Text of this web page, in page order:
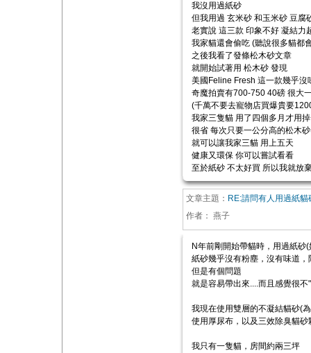
我沒用過紙砂
但我用過 玄米砂 和玉米砂 豆腐
老實說 這三款 印象不好 凝結力
我家貓還會偷吃 (聽說很多貓都
之後我看了發條松木砂文章
就開始試著用 松木砂 發現
美國Feline Fresh 這一款幾乎沒
奇魔拍賣有700-750 40磅 很大
(千萬不要去寵物店買爆貴要
我家三隻貓 用了四個多月才用
很省 每次只要一公分高的松木
就可以讓我家三貓 用上五天
健康又環保 你可以嘗試看看
至於紙砂 不太好買 所以我就放
文章主題： RE:請問有人用過紙貓
作者： 燕子
N年前剛開始帶貓時，用過紙砂
紙砂幾乎沒有粉塵，沒有味道
但是有個問題
就是容易帶出來....而且感覺很不
我現在使用雙層的不凝結貓砂(
使用厚尿布，以及三效除臭貓砂
我只有一隻貓，房間約兩三坪